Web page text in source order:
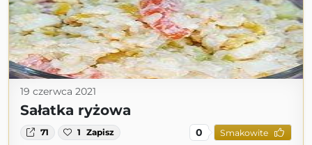
19 czerwca 2021
Sałatka ryżowa
71 1 Zapisz 0 Smakowite